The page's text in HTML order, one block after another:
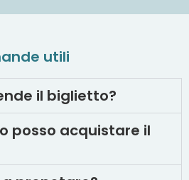
utili
il biglietto?
posso acquistare il